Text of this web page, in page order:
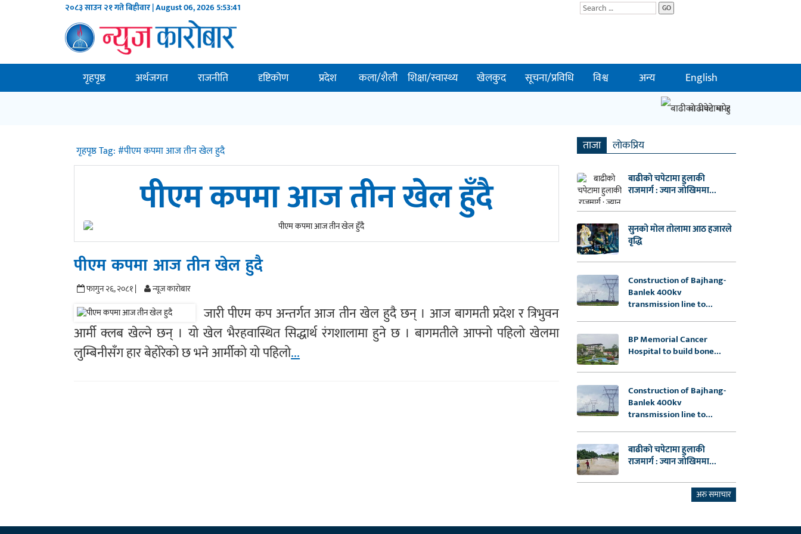
२०८३ साउन २१ गते बिहीवार | August 06, 20265:53:41 GO
गृहपृष्ठ अर्थजगत राजनीति दृष्टिकोण प्रदेश कला/शैली शिक्षा/स्वास्थ्य खेलकुद सूचना/प्रविधि विश्व अन्य English
बाढीको चपेटामा हुलाकी
गृहपृष्ठTag:#पीएम कपमा आज तीन खेल हुदै
पीएम कपमा आज तीन खेल हुँदै
पीएम कपमा आज तीन खेल हुदै
फागुन २६, २०८१ | न्यूज काराेबार
जारी पीएम कप अन्तर्गत आज तीन खेल हुदै छन् । आज बागमती प्रदेश र त्रिभुवन
आर्मी क्लब खेल्ने छन् । यो खेल भैरहवास्थित सिद्धार्थ रंगशालामा हुने छ । बागमतीले आफ्नो पहिलो खेलमा
लुम्बिनीसँग हार बेहोरेको छ भने आर्मीको यो पहिलो...
ताजा लाेकप्रिय
बाढीको चपेटामा हुलाकी
राजमार्ग : ज्यान जोखिममा...
सुनको मोल तोलामा आठ हजारले
वृद्धि
Construction of Bajhang-
Banlek 400kv
transmission line to...
BP Memorial Cancer
Hospital to build bone...
Construction of Bajhang-
Banlek 400kv
transmission line to...
बाढीको चपेटामा हुलाकी
राजमार्ग : ज्यान जोखिममा...
अरु समाचार